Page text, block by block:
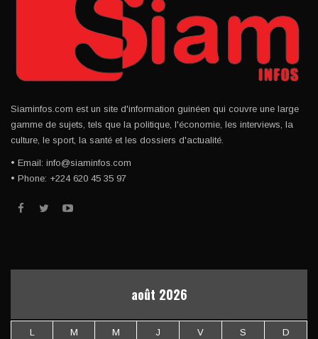
Siaminfos.com est un site d'information guinéen qui couvre une large
gamme de sujets, tels que la politique, l'économie, les interviews, la
culture, le sport, la santé et les dossiers d'actualité.
• Email: info@siaminfos.com
• Phone: +224 620 45 35 97
août 2026
L M M J V S D